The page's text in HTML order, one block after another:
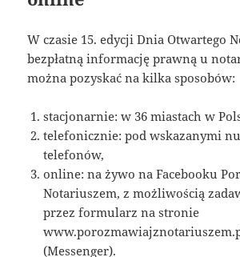
W czasie 15. edycji Dnia Otwartego
bezpłatną informację prawną u
można pozyskać na kilka sposobów:
stacjonarnie: w 36 miastach w
telefonicznie: pod wskazanymi
telefonów,
online: na żywo na Facebooku
Notariuszem, z możliwością
przez formularz na stronie
(Messenger).